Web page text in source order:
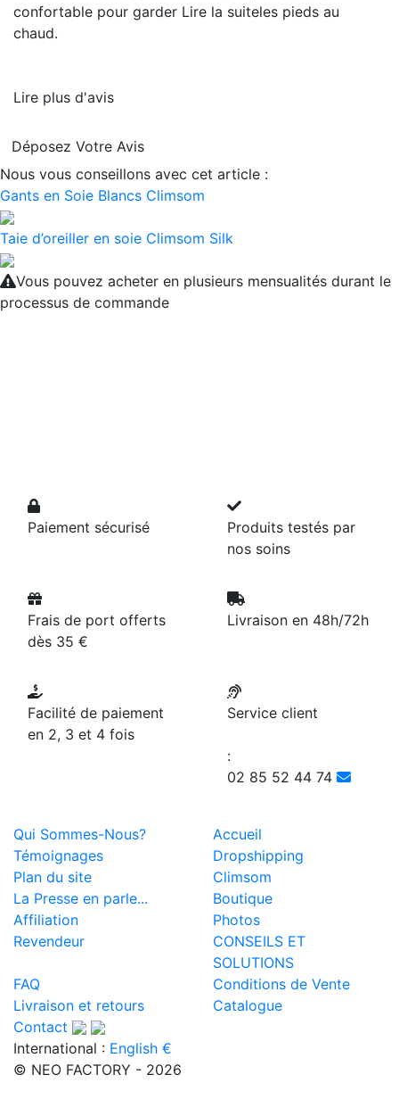
confortable pour garder Lire la suiteles pieds au
chaud.
Lire plus d'avis
Déposez Votre Avis
Nous vous conseillons avec cet article :
Gants en Soie Blancs Climsom
Taie d’oreiller en soie Climsom Silk
Vous pouvez acheter en plusieurs mensualités durant le
processus de commande
Paiement sécurisé
Produits testés par
nos soins
Frais de port offerts
dès 35 €
Livraison en 48h/72h
Facilité de paiement
en 2, 3 et 4 fois
Service client
:
02 85 52 44 74
Qui Sommes-Nous?
Accueil
Témoignages
Dropshipping
Plan du site
Climsom
La Presse en parle...
Boutique
Affiliation
Photos
Revendeur
CONSEILS ET
SOLUTIONS
FAQ
Conditions de Vente
Livraison et retours
Catalogue
Contact
International : English €
© NEO FACTORY - 2026